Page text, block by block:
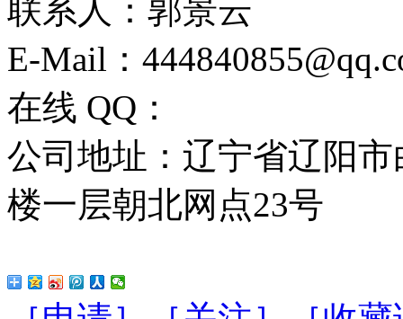
联系人：郭景云
E-Mail：
在线 QQ：
公司地址：辽宁省辽阳
楼一层朝北网点23号